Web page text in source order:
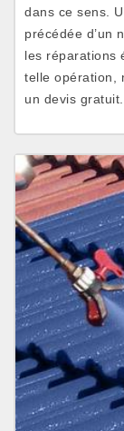
dans ce sens.
précédée d’un
les réparations
telle opération,
un devis gratuit.